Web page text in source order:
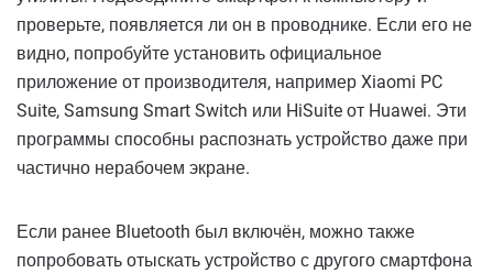
проверьте, появляется ли он в проводнике. Если его не
видно, попробуйте установить официальное
приложение от производителя, например Xiaomi PC
Suite, Samsung Smart Switch или HiSuite от Huawei. Эти
программы способны распознать устройство даже при
частично нерабочем экране.
Если ранее Bluetooth был включён, можно также
попробовать отыскать устройство с другого смартфона